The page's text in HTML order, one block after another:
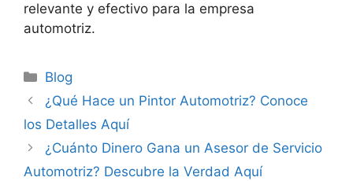
relevante y efectivo para la empresa
automotriz.
Categorías
Blog
¿Qué Hace un Pintor Automotriz? Conoce
los Detalles Aquí
¿Cuánto Dinero Gana un Asesor de Servicio
Automotriz? Descubre la Verdad Aquí